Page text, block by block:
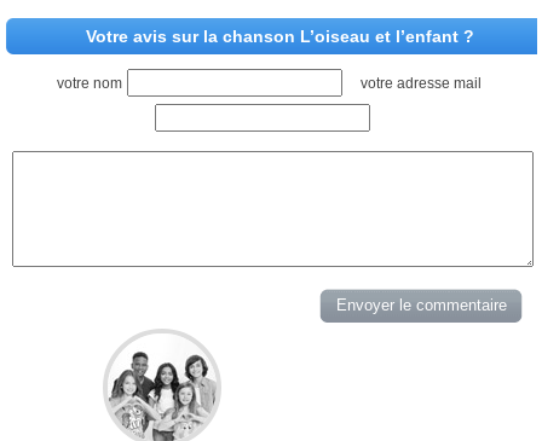
Votre avis sur la chanson L’oiseau et l’enfant ?
votre nom votre adresse mail